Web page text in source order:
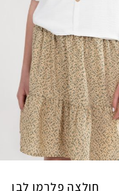
חולצה פלרמו לבן